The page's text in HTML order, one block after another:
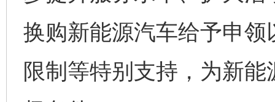
换购新能源汽车给予申
限制等特别支持，为新